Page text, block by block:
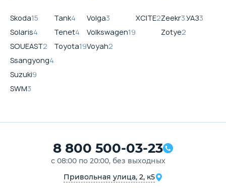
Skoda15
Solaris4
SOUEAST2
Ssangyong4
Suzuki9
SWM3
Tank4
Tenet4
Toyota19
Volga3
Volkswagen19
Voyah2
XCITE2Zeekr3
Zotye2
УАЗ3
8 800 500-03-23
с 08:00 по 20:00, без выходных
Привольная улица, 2, к5